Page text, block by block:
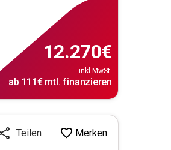
12.270€
inkl.MwSt.
ab 111€mtl. finanzieren
Teilen Merken